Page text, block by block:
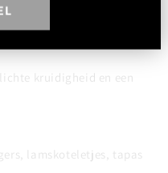
kruidigheid en een
lamskoteletjes, tapas